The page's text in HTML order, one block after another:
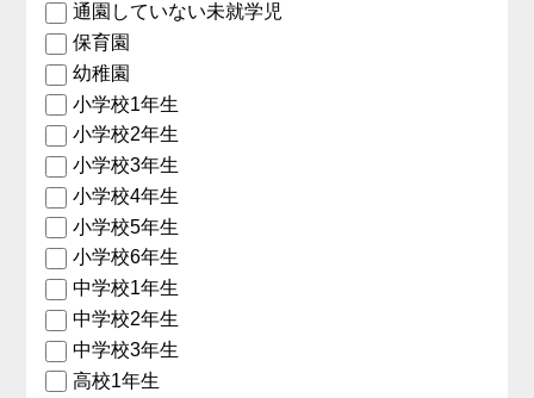
通園していない未就学児
保育園
幼稚園
小学校1年生
小学校2年生
小学校3年生
小学校4年生
小学校5年生
小学校6年生
中学校1年生
中学校2年生
中学校3年生
高校1年生